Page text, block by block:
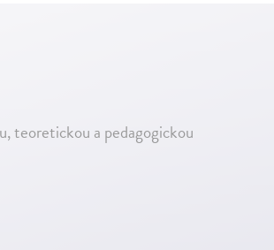
teoretickou a pedagogickou